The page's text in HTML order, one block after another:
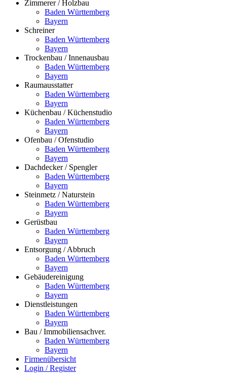
Zimmerer / Holzbau
Baden Württemberg
Bayern
Schreiner
Baden Württemberg
Bayern
Trockenbau / Innenausbau
Baden Württemberg
Bayern
Raumausstatter
Baden Württemberg
Bayern
Küchenbau / Küchenstudio
Baden Württemberg
Bayern
Ofenbau / Ofenstudio
Baden Württemberg
Bayern
Dachdecker / Spengler
Baden Württemberg
Bayern
Steinmetz / Naturstein
Baden Württemberg
Bayern
Gerüstbau
Baden Württemberg
Bayern
Entsorgung / Abbruch
Baden Württemberg
Bayern
Gebäudereinigung
Baden Württemberg
Bayern
Dienstleistungen
Baden Württemberg
Bayern
Bau / Immobiliensachver.
Baden Württemberg
Bayern
Firmenübersicht
Login / Register